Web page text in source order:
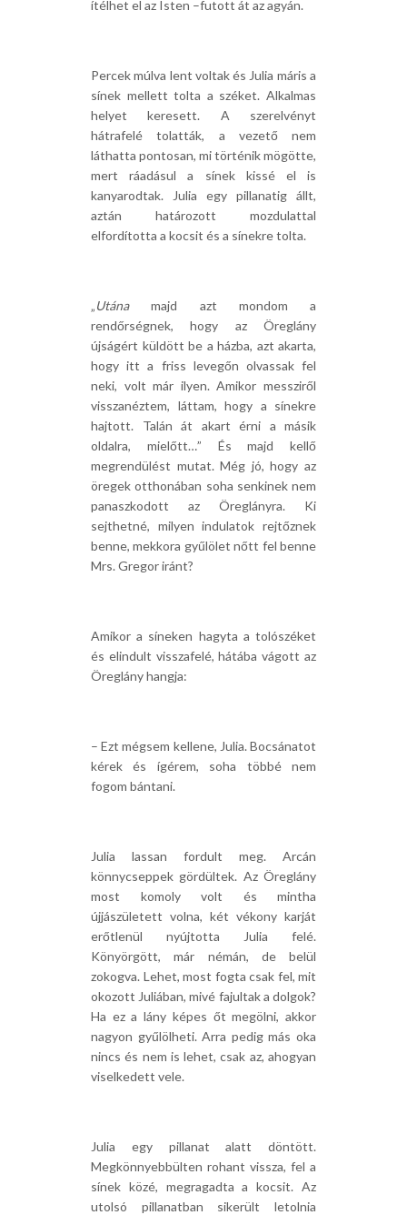
ítélhet el az Isten –futott át az agyán.
Percek múlva lent voltak és Julia máris a
sínek mellett tolta a széket. Alkalmas
helyet keresett. A szerelvényt
hátrafelé tolatták, a vezető nem
láthatta pontosan, mi történik mögötte,
mert ráadásul a sínek kissé el is
kanyarodtak. Julia egy pillanatig állt,
aztán határozott mozdulattal
elfordította a kocsit és a sínekre tolta.
„Utánamajd azt mondom a
rendőrségnek, hogy az Öreglány
újságért küldött be a házba, azt akarta,
hogy itt a friss levegőn olvassak fel
neki, volt már ilyen. Amikor messziről
visszanéztem, láttam, hogy a sínekre
hajtott. Talán át akart érni a másik
oldalra, mielőtt…” És majd kellő
megrendülést mutat. Még jó, hogy az
öregek otthonában soha senkinek nem
panaszkodott az Öreglányra. Ki
sejthetné, milyen indulatok rejtőznek
benne, mekkora gyűlölet nőtt fel benne
Mrs. Gregor iránt?
Amikor a síneken hagyta a tolószéket
és elindult visszafelé, hátába vágott az
Öreglány hangja:
– Ezt mégsem kellene, Julia. Bocsánatot
kérek és ígérem, soha többé nem
fogom bántani.
Julia lassan fordult meg. Arcán
könnycseppek gördültek. Az Öreglány
most komoly volt és mintha
újjászületett volna, két vékony karját
erőtlenül nyújtotta Julia felé.
Könyörgött, már némán, de belül
zokogva. Lehet, most fogta csak fel, mit
okozott Juliában, mivé fajultak a dolgok?
Ha ez a lány képes őt megölni, akkor
nagyon gyűlölheti. Arra pedig más oka
nincs és nem is lehet, csak az, ahogyan
viselkedett vele.
Julia egy pillanat alatt döntött.
Megkönnyebbülten rohant vissza, fel a
sínek közé, megragadta a kocsit. Az
utolsó pillanatban sikerült letolnia